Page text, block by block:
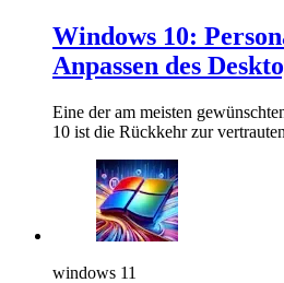
Windows 10:
Anpassen des
Eine der am meisten
10 ist die Rückkehr zur
windows 11